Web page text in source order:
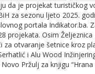
da je projekat turističkog
za sezonu ljeto 2025.
portala Indikator.ba.
projekata. Osim
otvaranje šetnice kroz
i Alu Wood
Pržulj za knjigu